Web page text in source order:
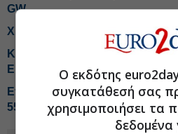
GW
Χρηματιστήριο: Εκτίναξη για
Κάνει πρώτη το επόμενο βήμα
Eurobank
Επιδόσεις-ρεκόρ από Metlen
550 εκατ. ευρώ
Ο εκδότης
συγκατάθεσή σας
χρησιμοποιήσει τα
δεδομένα